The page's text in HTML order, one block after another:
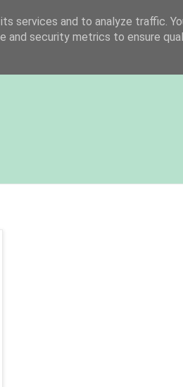
services and to analyze traffic.
and security metrics to ensure